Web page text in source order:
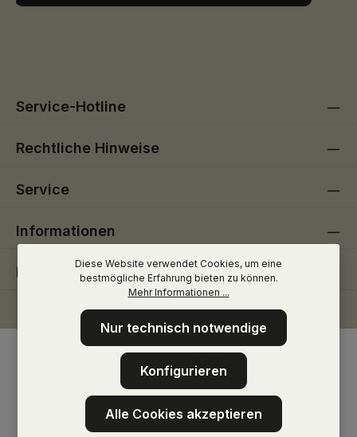
Service-Hotline
Rechtliche Hinweise
Service
Informationen
Folge uns
Diese Website verwendet Cookies, um eine
bestmögliche Erfahrung bieten zu können.
Mehr Informationen ...
Nur technisch notwendige
Konfigurieren
Alle Cookies akzeptieren